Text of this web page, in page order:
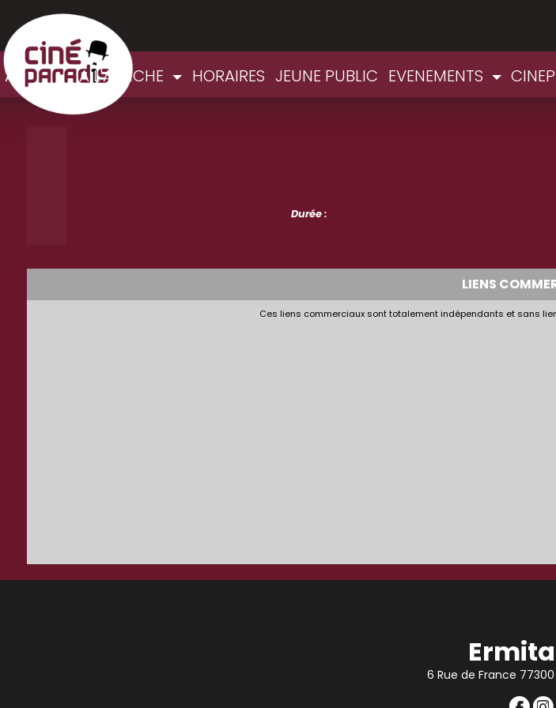
ACCUEIL A L'AFFICHE HORAIRES JEUNE PUBLIC EVENEMENTS
Durée :
LIENS
Ces liens commerciaux sont totalement indépendants et sans
6 Rue de France